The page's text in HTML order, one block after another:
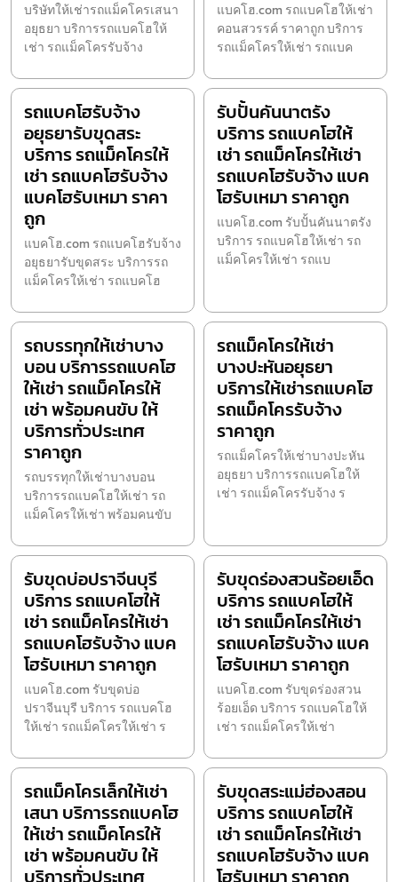
บริษัทให้เช่ารถแม็คโครเสนา
อยุธยา บริการรถแบคโฮให้
เช่า รถแม็คโครรับจ้าง
แบคโฮ.com รถแบคโฮให้เช่า
คอนสวรรค์ ราคาถูก บริการ
รถแม็คโครให้เช่า รถแบค
รถแบคโฮรับจ้าง
อยุธยารับขุดสระ
บริการ รถแม็คโครให้
เช่า รถแบคโฮรับจ้าง
แบคโฮรับเหมา ราคา
ถูก
แบคโฮ.com รถแบคโฮรับจ้าง
อยุธยารับขุดสระ บริการรถ
แม็คโครให้เช่า รถแบคโฮ
รับปั้นคันนาตรัง
บริการ รถแบคโฮให้
เช่า รถแม็คโครให้เช่า
รถแบคโฮรับจ้าง แบค
โฮรับเหมา ราคาถูก
แบคโฮ.com รับปั้นคันนาตรัง
บริการ รถแบคโฮให้เช่า รถ
แม็คโครให้เช่า รถแบ
รถบรรทุกให้เช่าบาง
บอน บริการรถแบคโฮ
ให้เช่า รถแม็คโครให้
เช่า พร้อมคนขับ ให้
บริการทั่วประเทศ
ราคาถูก
รถบรรทุกให้เช่าบางบอน
บริการรถแบคโฮให้เช่า รถ
แม็คโครให้เช่า พร้อมคนขับ
รถแม็คโครให้เช่า
บางปะหันอยุธยา
บริการให้เช่ารถแบคโฮ
รถแม็คโครรับจ้าง
ราคาถูก
รถแม็คโครให้เช่าบางปะหัน
อยุธยา บริการรถแบคโฮให้
เช่า รถแม็คโครรับจ้าง ร
รับขุดบ่อปราจีนบุรี
บริการ รถแบคโฮให้
เช่า รถแม็คโครให้เช่า
รถแบคโฮรับจ้าง แบค
โฮรับเหมา ราคาถูก
แบคโฮ.com รับขุดบ่อ
ปราจีนบุรี บริการ รถแบคโฮ
ให้เช่า รถแม็คโครให้เช่า ร
รับขุดร่องสวนร้อยเอ็ด
บริการ รถแบคโฮให้
เช่า รถแม็คโครให้เช่า
รถแบคโฮรับจ้าง แบค
โฮรับเหมา ราคาถูก
แบคโฮ.com รับขุดร่องสวน
ร้อยเอ็ด บริการ รถแบคโฮให้
เช่า รถแม็คโครให้เช่า
รถแม็คโครเล็กให้เช่า
เสนา บริการรถแบคโฮ
ให้เช่า รถแม็คโครให้
เช่า พร้อมคนขับ ให้
รับขุดสระแม่ฮ่องสอน
บริการ รถแบคโฮให้
เช่า รถแม็คโครให้เช่า
รถแบคโฮรับจ้าง แบค